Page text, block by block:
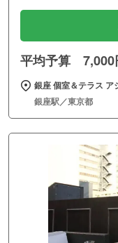
平均予算 7,000
銀座 個室＆テラス ア
銀座駅／東京都